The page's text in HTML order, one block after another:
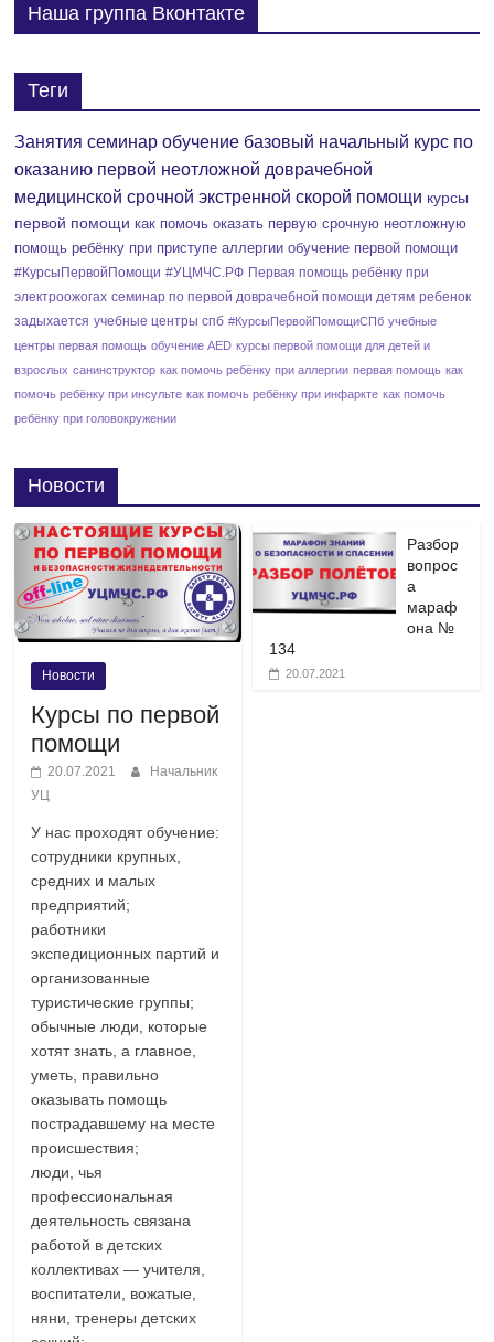
Наша группа Вконтакте
Теги
Занятия семинар обучение базовый начальный курс по
оказанию первой неотложной доврачебной
медицинской срочной экстренной скорой помощи курсы
первой помощи как помочь оказать первую срочную неотложную
помощь ребёнку при приступе аллергии обучение первой помощи
#КурсыПервойПомощи #УЦМЧС.РФ Первая помощь ребёнку при
электроожогах семинар по первой доврачебной помощи детям ребенок
задыхается учебные центры спб #КурсыПервойПомощиСПб учебные
центры первая помощь обучение AED курсы первой помощи для детей и
взрослых санинструктор как помочь ребёнку при аллергии первая помощь как
помочь ребёнку при инсульте как помочь ребёнку при инфаркте как помочь
ребёнку при головокружении
Новости
Новости
Курсы по первой
помощи
20.07.2021
Начальник
УЦ
У нас проходят обучение:
сотрудники крупных,
средних и малых
предприятий;
работники
экспедиционных партий и
организованные
туристические группы;
обычные люди, которые
хотят знать, а главное,
уметь, правильно
оказывать помощь
пострадавшему на месте
происшествия;
люди, чья
профессиональная
деятельность связана
работой в детских
коллективах — учителя,
воспитатели, вожатые,
няни, тренеры детских
Разбор
вопрос
а
мараф
она №
134
20.07.2021